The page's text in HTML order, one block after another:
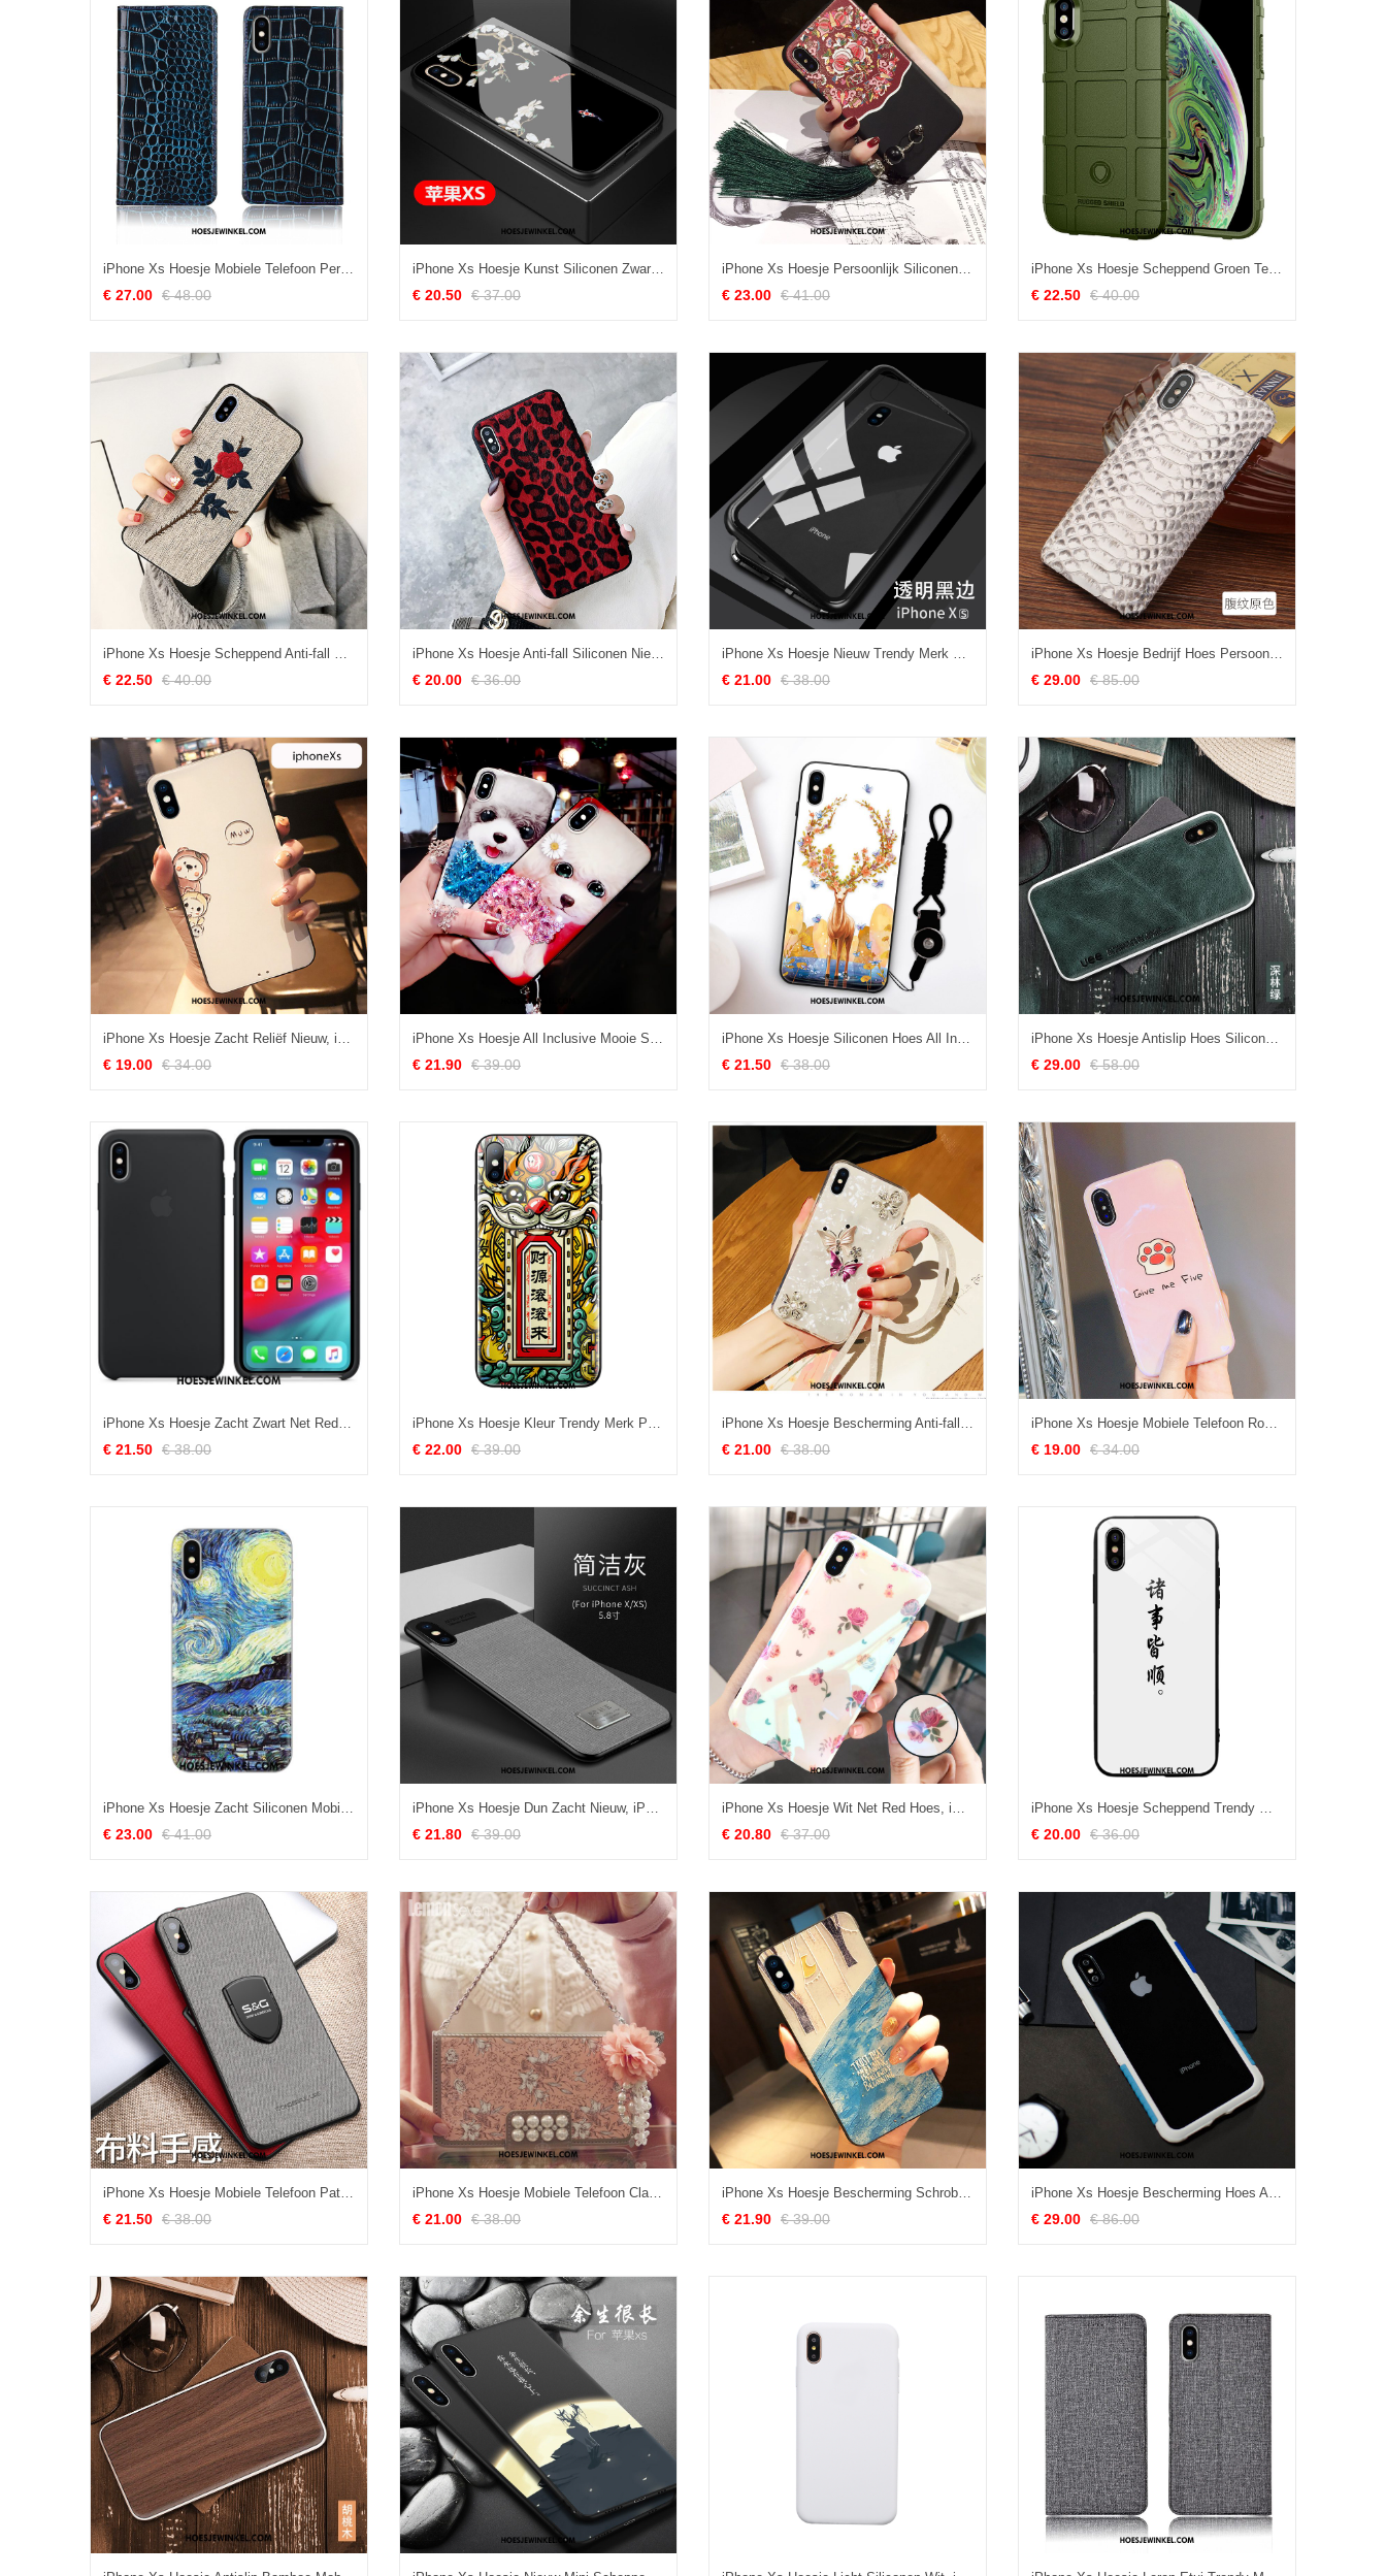
iPhone Xs Hoesje Mobiele Telefoon Persoonlijk Hoes, iPhone Xs Hoesje All Inclusive Bescherming Braun
€ 27.00 € 48.00
iPhone Xs Hoesje Kunst Siliconen Zwart, iPhone Xs Hoesje Anti-fall Mini
€ 20.50 € 37.00
iPhone Xs Hoesje Persoonlijk Siliconen Trendy Merk, iPhone Xs Hoesje All Inclusive Chinese Stijl
€ 23.00 € 41.00
iPhone Xs Hoesje Scheppend Groen Tempereren, iPhone Xs Hoesje Mobiele Telefoon Hoes
€ 22.50 € 40.00
iPhone Xs Hoesje Scheppend Anti-fall Grijs, iPhone Xs Hoesje All Inclusive Trendy Merk
€ 22.50 € 40.00
iPhone Xs Hoesje Anti-fall Siliconen Nieuw, iPhone Xs Hoesje Trendy Merk Rood
€ 20.00 € 36.00
iPhone Xs Hoesje Nieuw Trendy Merk Mobiele Telefoon, iPhone Xs Hoesje Anti-fall Net Red
€ 21.00 € 38.00
iPhone Xs Hoesje Bedrijf Hoes Persoonlijk, iPhone Xs Hoesje High End Echt Leer
€ 29.00 € 85.00
iPhone Xs Hoesje Zacht Reliëf Nieuw, iPhone Xs Hoesje All Inclusive Anti-fall Beige
€ 19.00 € 34.00
iPhone Xs Hoesje All Inclusive Mooie Spotprent, iPhone Xs Hoesje Met Strass Net Red
€ 21.90 € 39.00
iPhone Xs Hoesje Siliconen Hoes All Inclusive, iPhone Xs Hoesje Nieuw Hanger
€ 21.50 € 38.00
iPhone Xs Hoesje Antislip Hoes Siliconen, iPhone Xs Hoesje All Inclusive Leer
€ 29.00 € 58.00
iPhone Xs Hoesje Zacht Zwart Net Red, iPhone Xs Hoesje Nieuw Anti-fall
€ 21.50 € 38.00
iPhone Xs Hoesje Kleur Trendy Merk Persoonlijk, iPhone Xs Hoesje Mobiele Telefoon Anti-fall
€ 22.00 € 39.00
iPhone Xs Hoesje Bescherming Anti-fall Mobiele Telefoon, iPhone Xs Hoesje Schrobben Hemming
€ 21.00 € 38.00
iPhone Xs Hoesje Mobiele Telefoon Roze Persoonlijk, iPhone Xs Hoesje Spotprent Zacht
€ 19.00 € 34.00
iPhone Xs Hoesje Zacht Siliconen Mobiele Telefoon, iPhone Xs Hoesje Kunst Hoes
€ 23.00 € 41.00
iPhone Xs Hoesje Dun Zacht Nieuw, iPhone Xs Hoesje Bescherming Grijs
€ 21.80 € 39.00
iPhone Xs Hoesje Wit Net Red Hoes, iPhone Xs Hoesje Trendy Merk Siliconen
€ 20.80 € 37.00
iPhone Xs Hoesje Scheppend Trendy Merk Glas, iPhone Xs Hoesje Mobiele Telefoon Anti-fall
€ 20.00 € 36.00
iPhone Xs Hoesje Mobiele Telefoon Patroon Ondersteuning, iPhone Xs Hoesje Trendy Merk Doek
€ 21.50 € 38.00
iPhone Xs Hoesje Mobiele Telefoon Clamshell Bescherming, iPhone Xs Hoesje Luxe Roze
€ 21.00 € 38.00
iPhone Xs Hoesje Bescherming Schrobben Hoes, iPhone Xs Hoesje Reliëf Blauw
€ 21.90 € 39.00
iPhone Xs Hoesje Bescherming Hoes Anti-fall, iPhone Xs Hoesje Omlijsting Mobiele Telefoon
€ 29.00 € 86.00